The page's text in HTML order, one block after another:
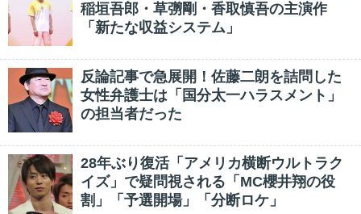
稲垣吾郎・草彅剛・香取慎吾の主演作
「新たな収益システム」
反論記事で急展開！佐藤二朗を詰問した
女性弁護士は「国分太一ハラスメント」
の担当者だった
28年ぶり復活「アメリカ横断ウルトラク
イズ」で疑問視される「MC櫻井翔の役
割」「予選開場」「分断ロケ」